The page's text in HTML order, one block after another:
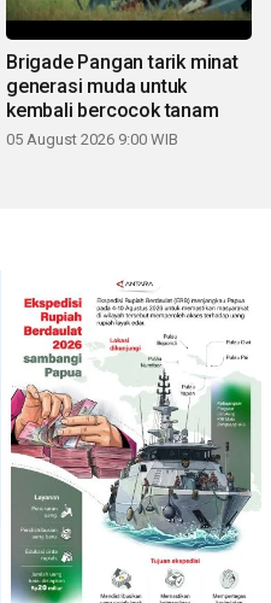
Brigade Pangan tarik minat
generasi muda untuk
kembali bercocok tanam
05 August 2026 9:00 WIB